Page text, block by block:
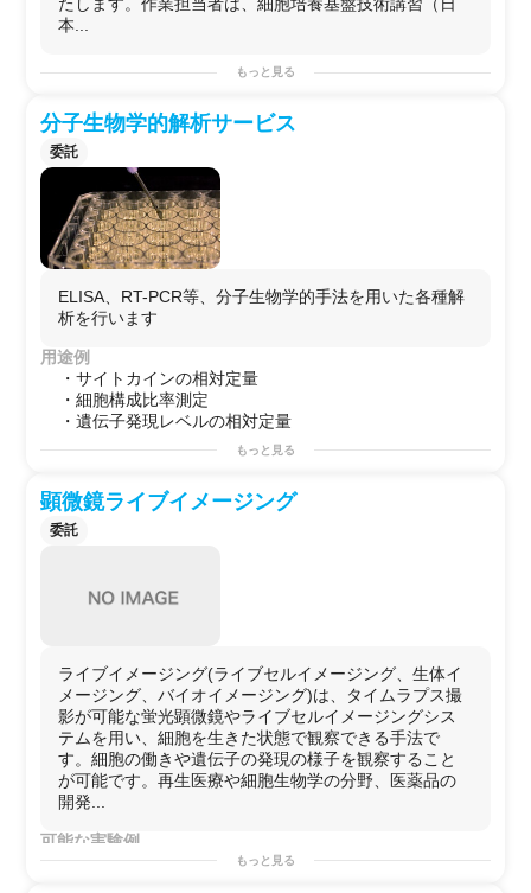
たします。作業担当者は、細胞培養基盤技術講習（日
本...
もっと見る
分子生物学的解析サービス
委託
ELISA、RT-PCR等、分子生物学的手法を用いた各種解
析を行います
用途例
・サイトカインの相対定量
・細胞構成比率測定
・遺伝子発現レベルの相対定量
もっと見る
顕微鏡ライブイメージング
委託
ライブイメージング(ライブセルイメージング、生体イ
メージング、バイオイメージング)は、タイムラプス撮
影が可能な蛍光顕微鏡やライブセルイメージングシス
テムを用い、細胞を生きた状態で観察できる手法で
す。細胞の働きや遺伝子の発現の様子を観察すること
が可能です。再生医療や細胞生物学の分野、医薬品の
開発...
可能な実験例
​培養観察や胚発生時の動きの観察、幹細胞の挙動観察、
もっと見る